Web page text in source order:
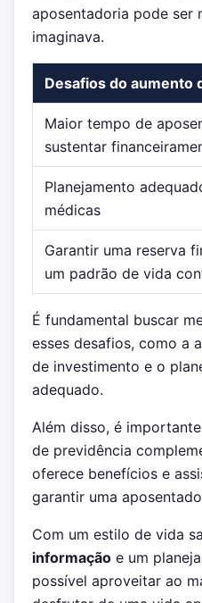
aposentadoria pode ser
imaginava.
Desafios do aumento
Maior tempo de
sustentar
Planejamento
médicas
Garantir uma reserva
um padrão de vida
É fundamental buscar
esses desafios, como a
de investimento e o
adequado.
Além disso, é
de previdência
oferece benefícios e
garantir uma
Com um estilo de vida
informação e um
possível aproveitar ao